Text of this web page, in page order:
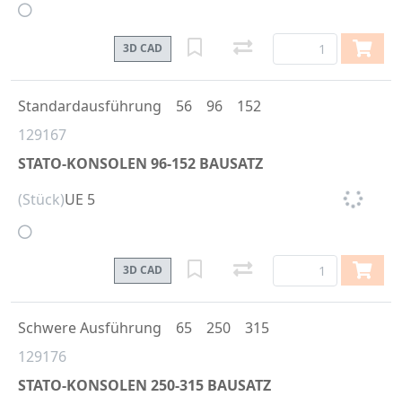
3D CAD
129167
STATO-KONSOLEN 96-152 BAUSATZ
Standardausführung 56 96 152
(Stück)UE 5
3D CAD
129176
STATO-KONSOLEN 250-315 BAUSATZ
Schwere Ausführung 65 250 315